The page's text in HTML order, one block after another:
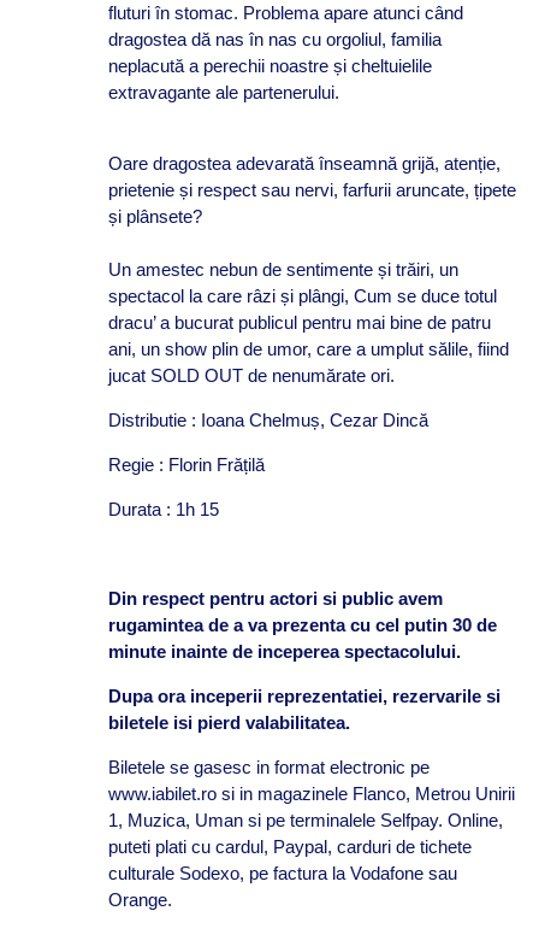
fluturi în stomac. Problema apare atunci când
dragostea dă nas în nas cu orgoliul, familia
neplacută a perechii noastre și cheltuielile
extravagante ale partenerului.
Oare dragostea adevarată înseamnă grijă, atenție,
prietenie și respect sau nervi, farfurii aruncate, țipete
și plânsete?
Un amestec nebun de sentimente și trăiri, un
spectacol la care râzi și plângi, Cum se duce totul
dracu’ a bucurat publicul pentru mai bine de patru
ani, un show plin de umor, care a umplut sălile, fiind
jucat SOLD OUT de nenumărate ori.
Distributie : Ioana Chelmuș, Cezar Dincă
Regie : Florin Frățilă
Durata : 1h 15
Din respect pentru actori si public avem
rugamintea de a va prezenta cu cel putin 30 de
minute inainte de inceperea spectacolului.
Dupa ora inceperii reprezentatiei, rezervarile si
biletele isi pierd valabilitatea.
Biletele se gasesc in format electronic pe
www.iabilet.ro si in magazinele Flanco, Metrou Unirii
1, Muzica, Uman si pe terminalele Selfpay. Online,
puteti plati cu cardul, Paypal, carduri de tichete
culturale Sodexo, pe factura la Vodafone sau
Orange.